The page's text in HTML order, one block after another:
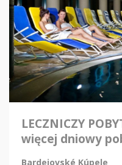
LECZNICZY
więcej dniowy
Bardejovské Kúpele